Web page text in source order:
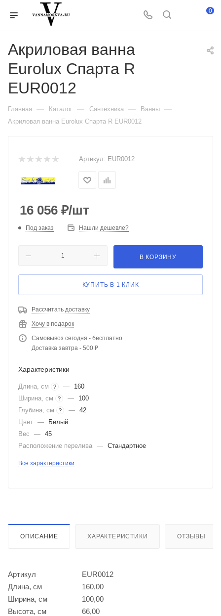
0
Акриловая ванна
Eurolux Спартa R
EUR0012
Главная — Каталог — Сантехника — Ванны —
Акриловая ванна Eurolux Спартa R EUR0012
Артикул: EUR0012
16 056 ₽/шт
Под заказ Нашли дешевле?
В КОРЗИНУ
КУПИТЬ В 1 КЛИК
Рассчитать доставку
Хочу в подарок
Самовывоз сегодня - бесплатно
Доставка завтра - 500 ₽
Характеристики
Длина, см ? —
160
Ширина, см
? —
100
Глубина, см
? — 42
Цвет —
Белый
Вес
— 45
Расположение перелива — Стандартное
Все характеристики
ОПИСАНИЕ ХАРАКТЕРИСТИКИ ОТЗЫВЫ
Артикул
EUR0012
Длина, см
160,00
Ширина, см
100,00
Высота, см
66,00